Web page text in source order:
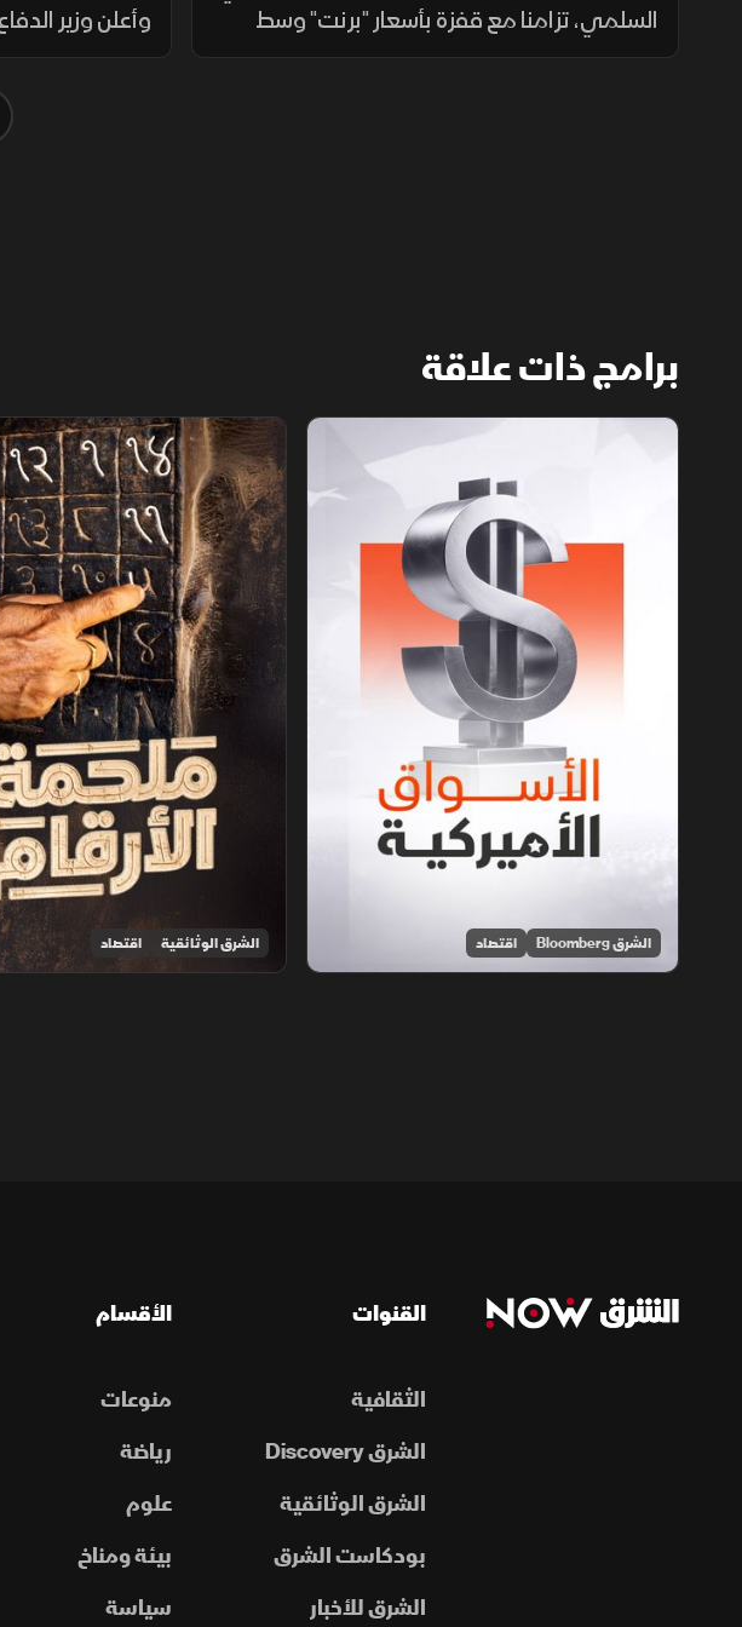
السلمي، تزامنا مع قفزة بأسعار "برنت" وسط
توترات البحر الأحمر ووعيد ترمب. بينما تعثرت
اليابان
برامج ذات علاقة
الأسواق الأميركية
الشرق Bloomberg اقتصاد
ملحمة الأرقام
الشرق الوثائقية اقتصاد
القنوات
الثقافية
الشرق Discovery
الشرق الوثائقية
بودكاست الشرق
الشرق للأخبار
الأقسام
منوعات
رياضة
علوم
بيئة ومناخ
سياسة